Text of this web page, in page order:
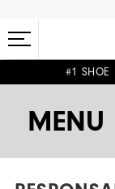
#1
MENU